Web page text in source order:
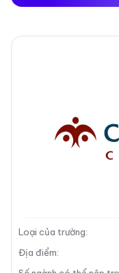
Loại của trường:
Địa điểm: